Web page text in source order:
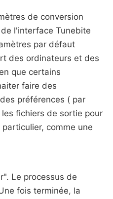
de conversion
l'interface Tunebite
par défaut
des ordinateurs et des
que certains
faire des
préférences ( par
fichiers de sortie pour
comme une
Le processus de
fois terminée, la